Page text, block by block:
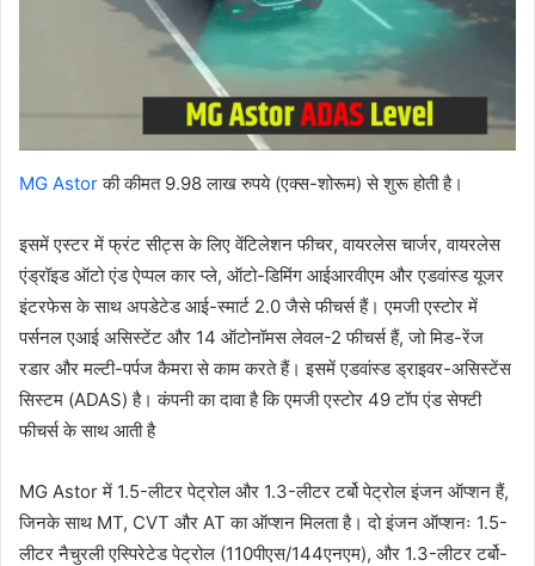
MG Astorकी कीमत 9.98 लाख रुपये (एक्स-शोरूम) से शुरू होती है।
इसमें एस्टर में फ्रंट सीट्स के लिए वेंटिलेशन फीचर, वायरलेस चार्जर, वायरलेस
एंड्रॉइड ऑटो एंड ऐप्पल कार प्ले, ऑटो-डिमिंग आईआरवीएम और एडवांस्ड यूजर
इंटरफेस के साथ अपडेटेड आई-स्मार्ट 2.0 जैसे फीचर्स हैं। एमजी एस्टोर में
पर्सनल एआई असिस्टेंट और 14 ऑटोनॉमस लेवल-2 फीचर्स हैं, जो मिड-रेंज
रडार और मल्टी-पर्पज कैमरा से काम करते हैं। इसमें एडवांस्ड ड्राइवर-असिस्टेंस
सिस्टम (ADAS) है। कंपनी का दावा है कि एमजी एस्टोर 49 टॉप एंड सेफ्टी
फीचर्स के साथ आती है
MG Astor में 1.5-लीटर पेट्रोल और 1.3-लीटर टर्बो पेट्रोल इंजन ऑप्शन हैं,
जिनके साथ MT, CVT और AT का ऑप्शन मिलता है। दो इंजन ऑप्शनः 1.5-
लीटर नैचुरली एस्पिरेटेड पेट्रोल (110पीएस/144एनएम), और 1.3-लीटर टर्बो-